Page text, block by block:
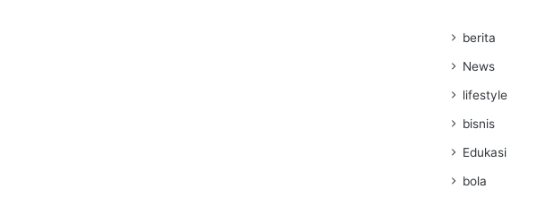
berita
News
lifestyle
bisnis
Edukasi
bola